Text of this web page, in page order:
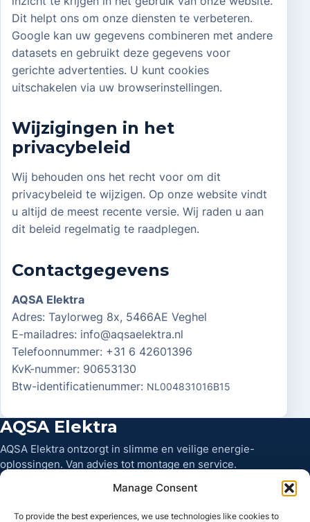
Manage Consent
To provide the best experiences, we use technologies like cookies to
Dit helpt ons om onze diensten te verbeteren.
Google kan uw gegevens combineren met andere
datasets en gebruikt deze gegevens voor
gerichte advertenties. U kunt cookies
uitschakelen via uw browserinstellingen.
Wijzigingen in het
privacybeleid
Wij behouden ons het recht voor om dit
privacybeleid te wijzigen. Op onze website vindt
u altijd de meest recente versie. Wij raden u aan
dit beleid regelmatig te raadplegen.
Contactgegevens
AQSA Elektra
Adres: Taylorweg 8x, 5466AE Veghel
E-mailadres: info@aqsaelektra.nl
Telefoonnummer: +31 6 42601396
KvK-nummer: 90653130
Btw-identificatienummer: NL004831016B15
AQSA Elektra
AQSA Elektra ontzorgt in slimme en veilige energie-
oplossingen. Van advies tot montage en service.